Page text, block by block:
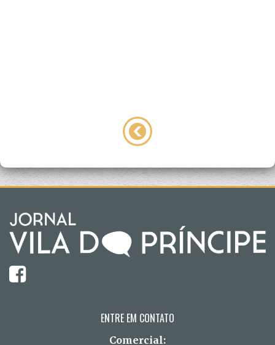
ENTRE EM CONTATO
Comercial: